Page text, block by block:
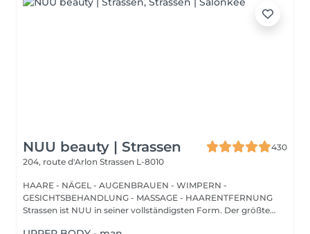
NUU beauty | Strassen
430
204, route d'Arlon Strassen L-8010
HAARE - NÄGEL - AUGENBRAUEN - WIMPERN -
GESICHTSBEHANDLUNG - MASSAGE - HAARENTFERNUNG
Strassen ist NUU in seiner vollständigsten Form. Der größte